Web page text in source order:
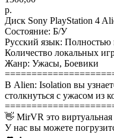
р.
Диск Sony PlayStation 4
Состояние: Б/У
Русский язык: Полностью
Количество локальных
Жанр: Ужасы, Боевики
В Alien: Isolation вы
столкнуться с ужасом из
👋 MirVR это
У нас вы можете